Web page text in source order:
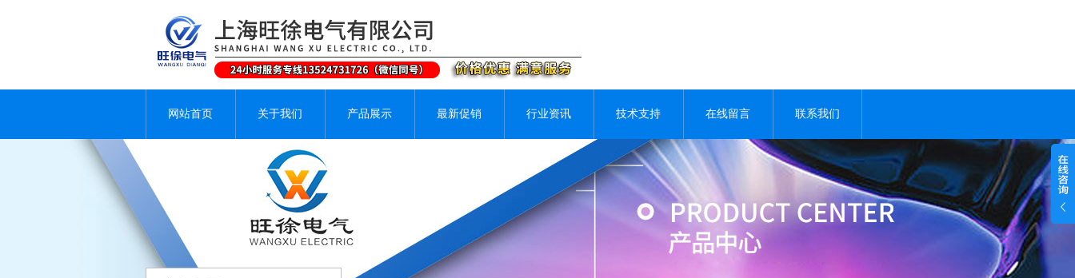
网站首页 关于我们 产品展示 最新促销 行业资讯 技术支持 在线留言 联系我们